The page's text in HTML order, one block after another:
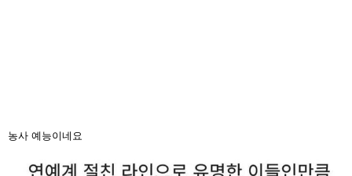
농사 예능이네요